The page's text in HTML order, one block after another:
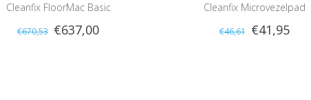
Cleanfix FloorMac Basic
€670,53 €637,00
Cleanfix Microvezelpad
€46,61 €41,95